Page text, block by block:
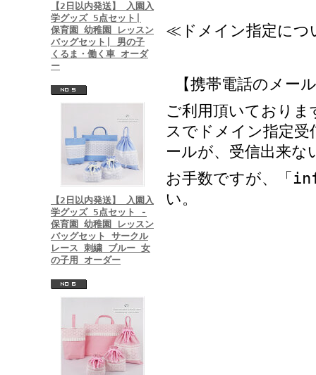
【2日以内発送】 入園入
学グッズ 5点セット|
保育園 幼稚園 レッスン
バッグセット| 男の子
くるま・働く車 オーダ
ー
【2日以内発送】 入園入
学グッズ 5点セット -
保育園 幼稚園 レッスン
バッグセット サークル
レース 刺繍 ブルー 女
の子用 オーダー
≪ドメイン指定に
【携帯電話のメー
ご利用頂いており
スでドメイン指定
ールが、受信出来な
お手数ですが、「
い。